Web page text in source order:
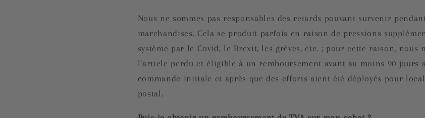
Nous ne sommes pas responsables des retards pouvant survenir
marchandises. Cela se produit parfois en raison de pressions
système par le Covid, le Brexit, les grèves, etc. ; pour cette raison, nous
l'article perdu et éligible à un remboursement avant au moins 90 jours
commande initiale et après que des efforts aient été déployés pour
postal.